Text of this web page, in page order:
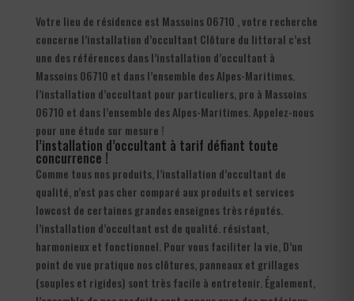
Votre lieu de résidence est Massoins 06710 , votre recherche
concerne l’installation d’occultant Clôture du littoral c’est
une des références dans l’installation d’occultant à
Massoins 06710 et dans l’ensemble des Alpes-Maritimes.
l’installation d’occultant pour particuliers, pro à Massoins
06710 et dans l’ensemble des Alpes-Maritimes. Appelez-nous
pour une étude sur mesure !
l’installation d’occultant à tarif défiant toute
concurrence !
Comme tous nos produits, l’installation d’occultant de
qualité, n’est pas cher comparé aux produits et services
lowcost de certaines grandes enseignes très réputés.
l’installation d’occultant est de qualité. résistant,
harmonieux et fonctionnel. Pour vous faciliter la vie, D’un
point de vue pratique nos clôtures, panneaux et grillages
(souples et rigides) sont très facile à entretenir. Également,